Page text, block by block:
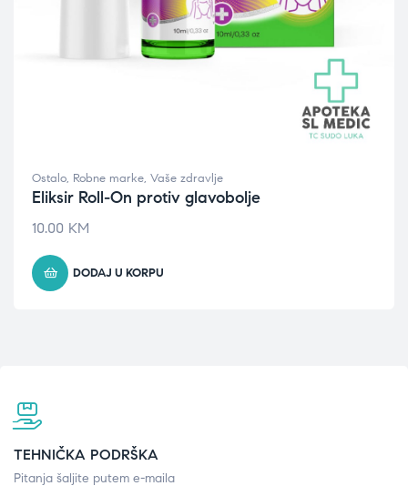
Ostalo, Robne marke, Vaše zdravlje
Eliksir Roll-On protiv glavobolje
10.00 KM
DODAJ U KORPU
TEHNIČKA PODRŠKA
Pitanja šaljite putem e-maila